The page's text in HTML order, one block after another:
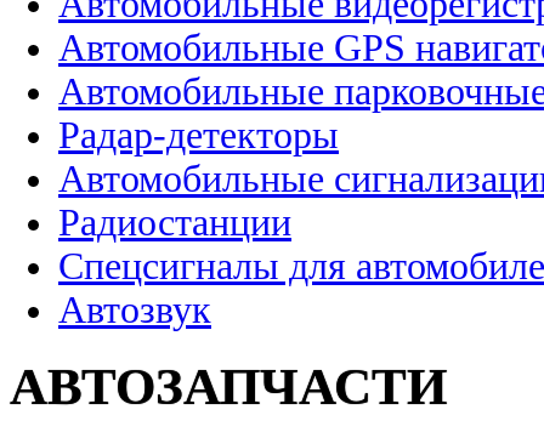
Автомобильные GPS
Автомобильные
Радар-детекторы
Автомобильные
Радиостанции
Спецсигналы для
Автозвук
АВТОЗАПЧАСТИ